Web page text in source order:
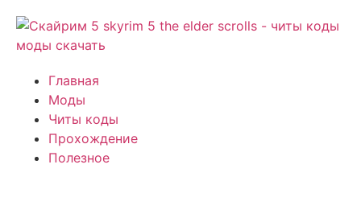
Главная
Моды
Читы коды
Прохождение
Полезное